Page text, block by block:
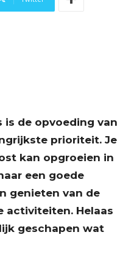
is de opvoeding van
prioriteit. Je
kan opgroeien in
een goede
genieten van de
activiteiten. Helaas
geschapen wat